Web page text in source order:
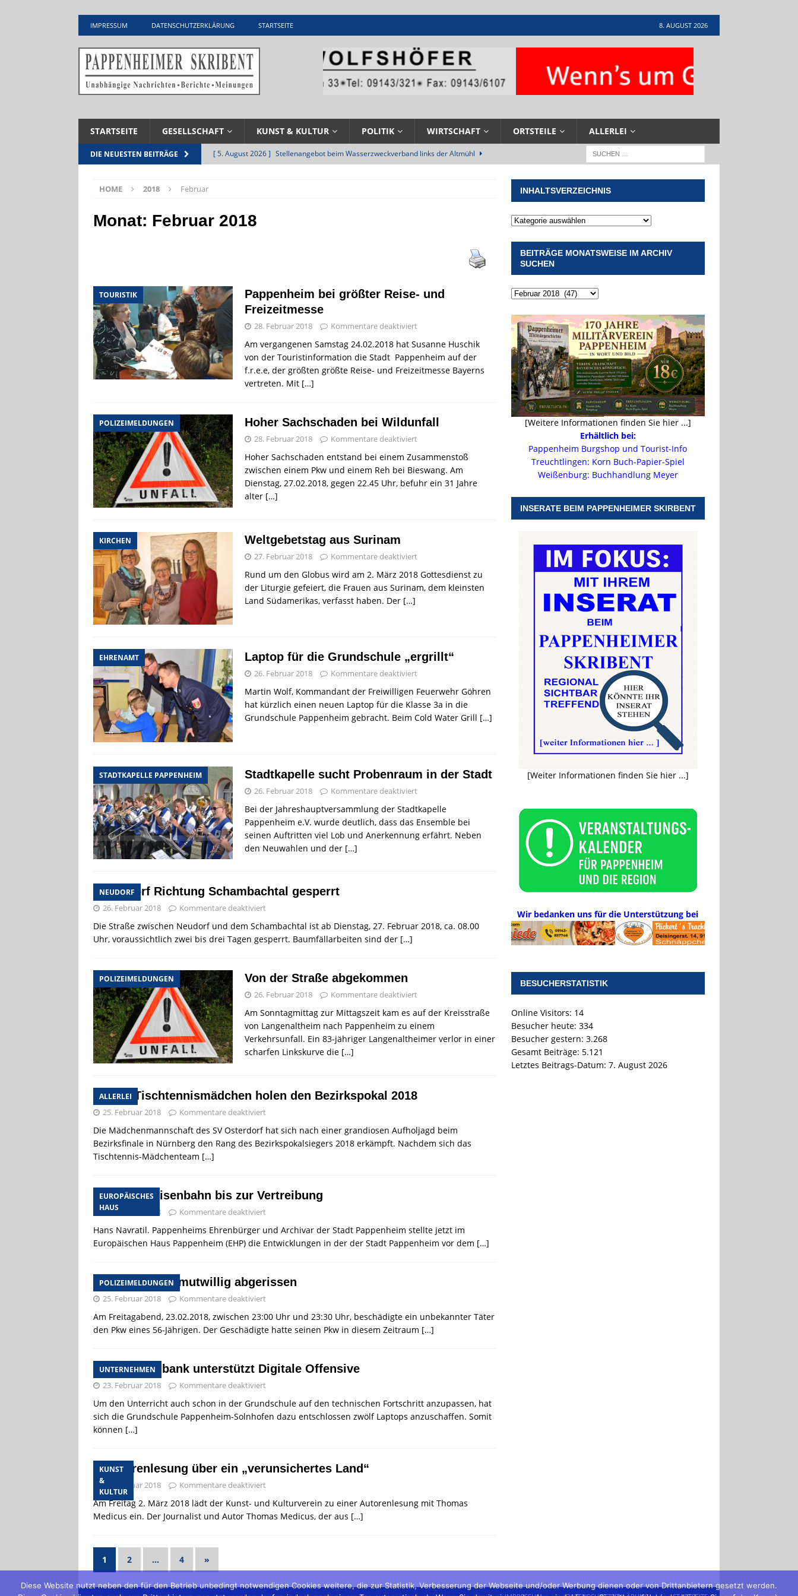
IMPRESSUM DATENSCHUTZERKLÄRUNG STARTSEITE 8. AUGUST 2026
STARTSEITE GESELLSCHAFT KUNST & KULTUR POLITIK WIRTSCHAFT ORTSTEILE ALLERLEI
DIE NEUESTEN BEITRÄGE [ 5. August 2026 ] Stellenangebot beim Wasserzweckverband links der Altmühl
Zementwerk
ankommen
VERANSTALTUNGEN
[ 4. August 2026 ] Kanonendonner und Pappenheimer Marsch für Hubert
Aiwanger
[ 7. August 2026 ] Sommerabendmusik mit Pop und Musicalklängen in
Pappenheim
KIRCHEN
HOME 2018 Februar
Monat: Februar 2018
TOURISTIK
Pappenheim bei größter Reise- und
Freizeitmesse
28. Februar 2018 Kommentare deaktiviert
Am vergangenen Samstag 24.02.2018 hat Susanne Huschik
von der Touristinformation die Stadt Pappenheim auf der
f.r.e.e, der größten größte Reise- und Freizeitmesse Bayerns
vertreten. Mit […]
POLIZEIMELDUNGEN Hoher Sachschaden bei Wildunfall
28. Februar 2018 Kommentare deaktiviert
Hoher Sachschaden entstand bei einem Zusammenstoß
zwischen einem Pkw und einem Reh bei Bieswang. Am
Dienstag, 27.02.2018, gegen 22.45 Uhr, befuhr ein 31 Jahre
alter […]
KIRCHEN Weltgebetstag aus Surinam
27. Februar 2018 Kommentare deaktiviert
Rund um den Globus wird am 2. März 2018 Gottesdienst zu
der Liturgie gefeiert, die Frauen aus Surinam, dem kleinsten
Land Südamerikas, verfasst haben. Der […]
EHRENAMT Laptop für die Grundschule „ergrillt“
26. Februar 2018 Kommentare deaktiviert
Martin Wolf, Kommandant der Freiwilligen Feuerwehr Göhren
hat kürzlich einen neuen Laptop für die Klasse 3a in die
Grundschule Pappenheim gebracht. Beim Cold Water Grill […]
STADTKAPELLE PAPPENHEIM Stadtkapelle sucht Probenraum in der Stadt
26. Februar 2018 Kommentare deaktiviert
Bei der Jahreshauptversammlung der Stadtkapelle
Pappenheim e.V. wurde deutlich, dass das Ensemble bei
seinen Auftritten viel Lob und Anerkennung erfährt. Neben
den Neuwahlen und der […]
NEUDORF
Neudorf Richtung Schambachtal gesperrt
26. Februar 2018 Kommentare deaktiviert
Die Straße zwischen Neudorf und dem Schambachtal ist ab Dienstag, 27. Februar 2018, ca. 08.00
Uhr, voraussichtlich zwei bis drei Tagen gesperrt. Baumfällarbeiten sind der […]
POLIZEIMELDUNGEN Von der Straße abgekommen
26. Februar 2018 Kommentare deaktiviert
Am Sonntagmittag zur Mittagszeit kam es auf der Kreisstraße
von Langenaltheim nach Pappenheim zu einem
Verkehrsunfall. Ein 83-jähriger Langenaltheimer verlor in einer
scharfen Linkskurve die […]
ALLERLEI
SVO-Tischtennismädchen holen den Bezirkspokal 2018
25. Februar 2018 Kommentare deaktiviert
Die Mädchenmannschaft des SV Osterdorf hat sich nach einer grandiosen Aufholjagd beim
Bezirksfinale in Nürnberg den Rang des Bezirkspokalsiegers 2018 erkämpft. Nachdem sich das
Tischtennis-Mädchenteam […]
EUROPÄISCHES
HAUS
Von der Eisenbahn bis zur Vertreibung
25. Februar 2018 Kommentare deaktiviert
Hans Navratil. Pappenheims Ehrenbürger und Archivar der Stadt Pappenheim stellte jetzt im
Europäischen Haus Pappenheim (EHP) die Entwicklungen in der der Stadt Pappenheim vor dem […]
POLIZEIMELDUNGEN
Rückspiegel mutwillig abgerissen
25. Februar 2018 Kommentare deaktiviert
Am Freitagabend, 23.02.2018, zwischen 23:00 Uhr und 23:30 Uhr, beschädigte ein unbekannter Täter
den Pkw eines 56-Jährigen. Der Geschädigte hatte seinen Pkw in diesem Zeitraum […]
UNTERNEHMEN
Raiffeisenbank unterstützt Digitale Offensive
23. Februar 2018 Kommentare deaktiviert
Um den Unterricht auch schon in der Grundschule auf den technischen Fortschritt anzupassen, hat
sich die Grundschule Pappenheim-Solnhofen dazu entschlossen zwölf Laptops anzuschaffen. Somit
können […]
KUNST
&
KULTUR
Autorenlesung über ein „verunsichertes Land“
23. Februar 2018 Kommentare deaktiviert
Am Freitag 2. März 2018 lädt der Kunst- und Kulturverein zu einer Autorenlesung mit Thomas
Medicus ein. Der Journalist und Autor Thomas Medicus, der aus […]
1 2 … 4 »
INHALTSVERZEICHNIS
BEITRÄGE MONATSWEISE IM ARCHIV
SUCHEN
[Weitere Informationen finden Sie hier ...]
Erhältlich bei:
Pappenheim Burgshop und Tourist-Info
Treuchtlingen: Korn Buch-Papier-Spiel
Weißenburg: Buchhandlung Meyer
INSERATE BEIM PAPPENHEIMER SKIRBENT
[Weiter Informationen finden Sie hier ...]
Wir bedanken uns für die Unterstützung bei
BESUCHERSTATISTIK
Online Visitors: 14
Besucher heute: 334
Besucher gestern: 3.268
Gesamt Beiträge: 5.121
Letztes Beitrags-Datum: 7. August 2026
Diese Website nutzt neben den für den Betrieb unbedingt notwendigen Cookies weitere, die zur Statistik, Verbesserung der Webseite und/oder Werbung dienen oder von Drittanbietern gesetzt werden.